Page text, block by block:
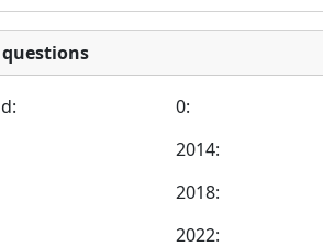
0:
2014:
2018:
2022: